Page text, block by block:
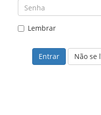
Lembrar
Não se